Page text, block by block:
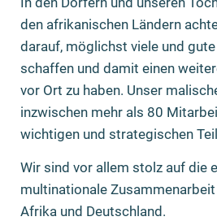
den afrikanischen Ländern
darauf, möglichst viele und
schaffen und damit einen
vor Ort zu haben. Unser
inzwischen mehr als 80
wichtigen und strategischen
Wir sind vor allem stolz auf die
multinationale
Afrika und Deutschland.